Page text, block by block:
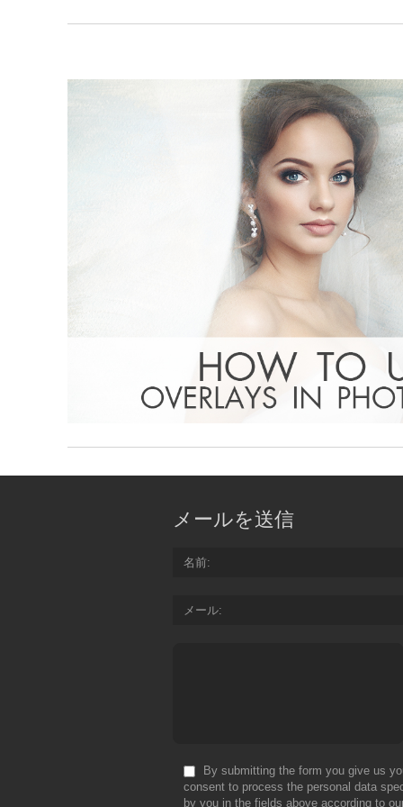
メールを送信
名前
メール
By submitting the form you give us
consent to process the personal data
by you in the fields above according to